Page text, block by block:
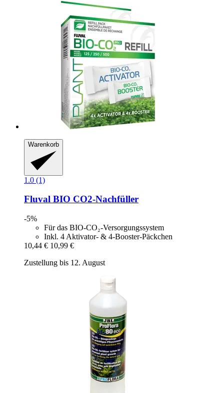
Warenkorb
1.0 (1)
Fluval BIO CO2-​Nachfüller
-5%
Für das BIO-CO₂-Versorgungssystem
Inkl. 4 Aktivator- & 4-Booster-Päckchen
10,44 € 10,99 €
Zustellung bis 12. August